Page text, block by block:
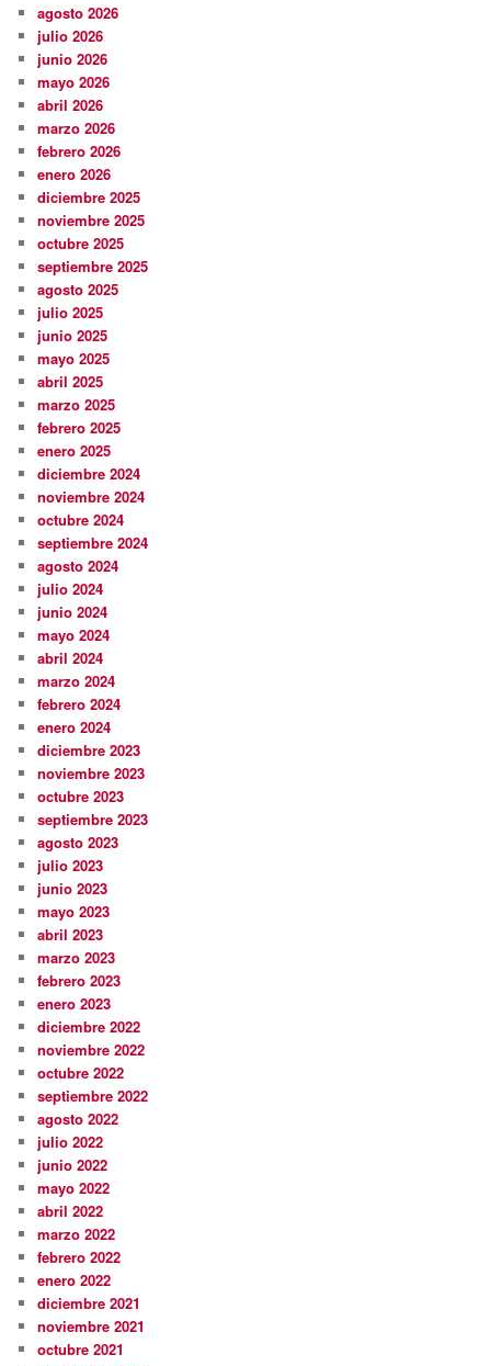
agosto 2026
julio 2026
junio 2026
mayo 2026
abril 2026
marzo 2026
febrero 2026
enero 2026
diciembre 2025
noviembre 2025
octubre 2025
septiembre 2025
agosto 2025
julio 2025
junio 2025
mayo 2025
abril 2025
marzo 2025
febrero 2025
enero 2025
diciembre 2024
noviembre 2024
octubre 2024
septiembre 2024
agosto 2024
julio 2024
junio 2024
mayo 2024
abril 2024
marzo 2024
febrero 2024
enero 2024
diciembre 2023
noviembre 2023
octubre 2023
septiembre 2023
agosto 2023
julio 2023
junio 2023
mayo 2023
abril 2023
marzo 2023
febrero 2023
enero 2023
diciembre 2022
noviembre 2022
octubre 2022
septiembre 2022
agosto 2022
julio 2022
junio 2022
mayo 2022
abril 2022
marzo 2022
febrero 2022
enero 2022
diciembre 2021
noviembre 2021
octubre 2021